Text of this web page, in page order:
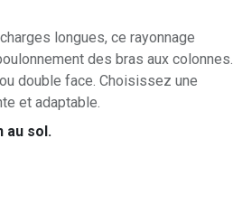
longues, ce rayonnage
des bras aux colonnes.
double face. Choisissez une
et adaptable.
au sol.